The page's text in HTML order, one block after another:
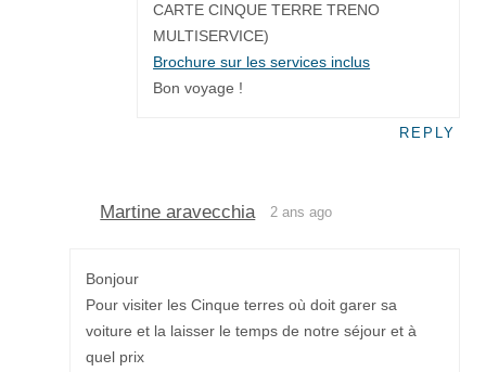
CARTE CINQUE TERRE TRENO
MULTISERVICE)
Brochure sur les services inclus
Bon voyage !
REPLY
Martine aravecchia 2 ans ago
Bonjour
Pour visiter les Cinque terres où doit garer sa
voiture et la laisser le temps de notre séjour et à
quel prix